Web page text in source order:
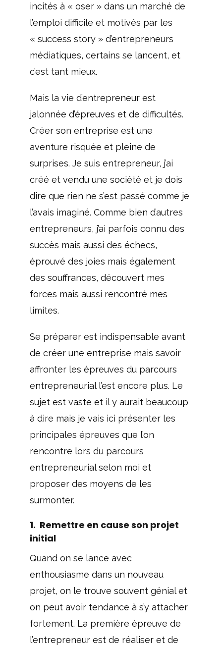
incités à « oser » dans un marché de
l’emploi difficile et motivés par les
« success story » d’entrepreneurs
médiatiques, certains se lancent, et
c’est tant mieux.
Mais la vie d’entrepreneur est
jalonnée d’épreuves et de difficultés.
Créer son entreprise est une
aventure risquée et pleine de
surprises. Je suis entrepreneur, j’ai
créé et vendu une société et je dois
dire que rien ne s’est passé comme je
l’avais imaginé. Comme bien d’autres
entrepreneurs, j’ai parfois connu des
succès mais aussi des échecs,
éprouvé des joies mais également
des souffrances, découvert mes
forces mais aussi rencontré mes
limites.
Se préparer est indispensable avant
de créer une entreprise mais savoir
affronter les épreuves du parcours
entrepreneurial l’est encore plus. Le
sujet est vaste et il y aurait beaucoup
à dire mais je vais ici présenter les
principales épreuves que l’on
rencontre lors du parcours
entrepreneurial selon moi et
proposer des moyens de les
surmonter.
1. Remettre en cause son projet
initial
Quand on se lance avec
enthousiasme dans un nouveau
projet, on le trouve souvent génial et
on peut avoir tendance à s’y attacher
fortement. La première épreuve de
l’entrepreneur est de réaliser et de